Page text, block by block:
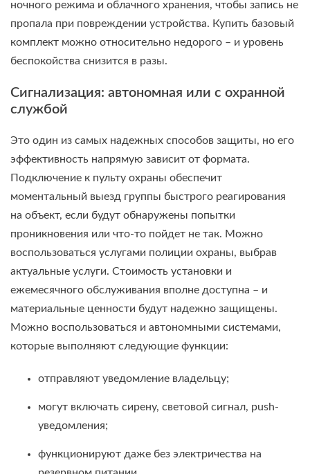
ночного режима и облачного хранения, чтобы запись не
пропала при повреждении устройства. Купить базовый
комплект можно относительно недорого – и уровень
беспокойства снизится в разы.
Сигнализация: автономная или с охранной
службой
Это один из самых надежных способов защиты, но его
эффективность напрямую зависит от формата.
Подключение к пульту охраны обеспечит
моментальный выезд группы быстрого реагирования
на объект, если будут обнаружены попытки
проникновения или что-то пойдет не так. Можно
воспользоваться услугами полиции охраны, выбрав
актуальные услуги. Стоимость установки и
ежемесячного обслуживания вполне доступна – и
материальные ценности будут надежно защищены.
Можно воспользоваться и автономными системами,
которые выполняют следующие функции:
отправляют уведомление владельцу;
могут включать сирену, световой сигнал, push-
уведомления;
функционируют даже без электричества на